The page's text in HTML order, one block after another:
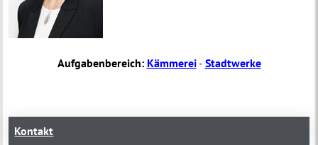
Aufgabenbereich: Kämmerei- Stadtwerke
Kontakt